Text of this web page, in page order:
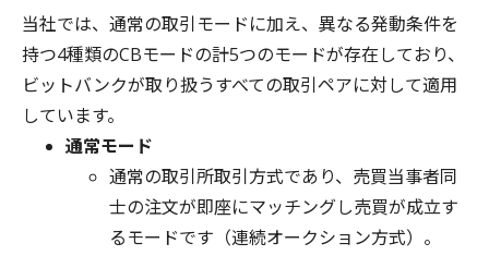
当社では、通常の取引モードに加え、異なる発動条件を
持つ4種類のCBモードの計5つのモードが存在しており、
ビットバンクが取り扱うすべての取引ペアに対して適用
しています。
通常モード
通常の取引所取引方式であり、売買当事者同
士の注文が即座にマッチングし売買が成立す
るモードです（連続オークション方式）。